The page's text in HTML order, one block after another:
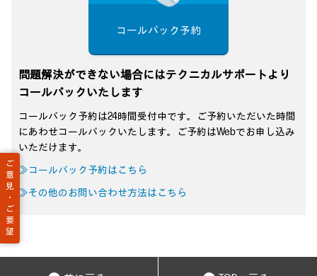
ご
意
見
・
ご
要
望
コールバック予約
問題解決ができない場合にはテクニカルサポートより
コールバックいたします
コールバック予約は24時間受付中です。ご予約いただいた時間
にあわせコールバックいたします。ご予約はWebでお申し込み
いただけます。
≫コールバック予約はこちら
≫その他のお問い合わせ方法はこちら